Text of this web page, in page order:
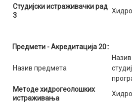
Студијски истраживачки рад
3
Предмети - Акредитација 20::
Назив предмета
Назив
Методе хидрогеолошких
истраживања